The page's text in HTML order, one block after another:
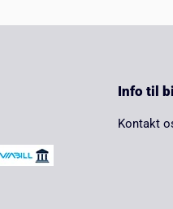
Info til
Kontakt